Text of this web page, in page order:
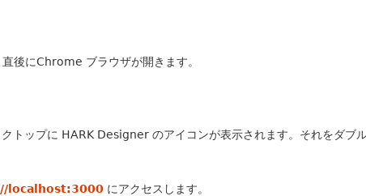
後にChrome ブラウザが開きます。
トップに HARK Designer のアイコンが表示されます。それをダブ
localhost:3000 にアクセスします。